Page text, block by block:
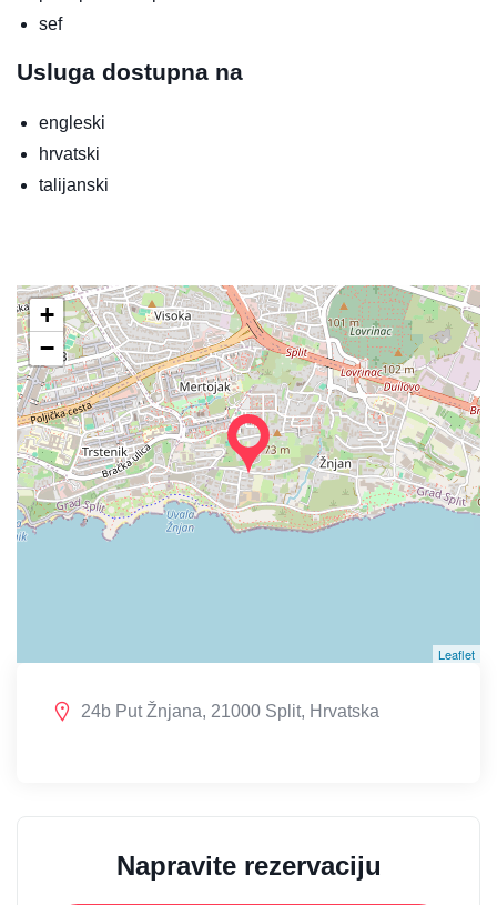
sef
Usluga dostupna na
engleski
hrvatski
talijanski
+
−
Leaflet
24b Put Žnjana, 21000 Split, Hrvatska
Napravite rezervaciju